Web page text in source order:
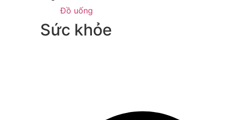
Đồ uống
Sức khỏe